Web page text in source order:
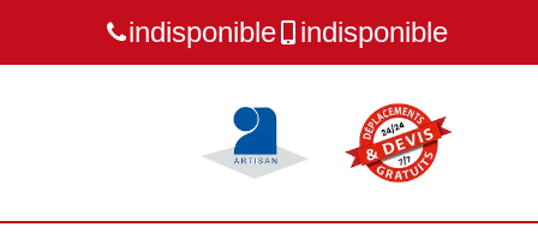
indisponible indisponible